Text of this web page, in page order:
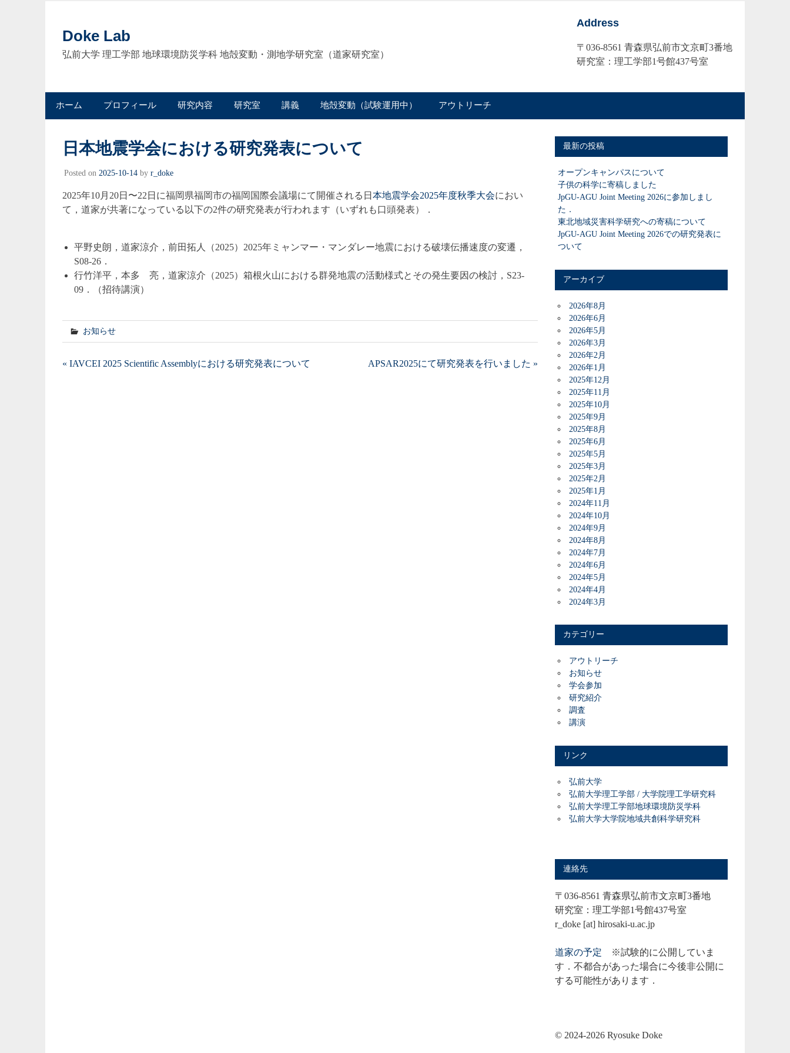
contentDoke Lab
弘前大学 理工学部 地球環境防災学科 地殻変動・測地学研究室（道家研究室）
Address
〒036-8561 青森県弘前市文京町3番地
研究室：理工学部1号館437号室
ホーム プロフィール 研究内容 研究室 講義 地殻変動（試験運用中） アウトリーチ
日本地震学会における研究発表について
Posted on 2025-10-14by r_doke
2025年10月20日〜22日に福岡県福岡市の福岡国際会議場にて開催される日 本地震学会2025年度秋季大会におい
て，道家が共著になっている以下の2件の研究発表が行われます（いずれも口頭発表）．
平野史朗，道家涼介，前田拓人（2025）2025年ミャンマー・マンダレー地震における破壊伝播速度の変遷，
S08-26．
行竹洋平，本多 亮，道家涼介（2025）箱根火山における群発地震の活動様式とその発生要因の検討，S23-
09．（招待講演）
お知らせ
投
« IAVCEI 2025 Scientific Assemblyにおける研究発表について APSAR2025にて研究発表を行いました »
最新の投稿
オープンキャンパスについて
子供の科学に寄稿しました
JpGU-AGU Joint Meeting 2026に参加しまし
た．
東北地域災害科学研究への寄稿について
JpGU-AGU Joint Meeting 2026での研究発表に
ついて
アーカイブ
2026年8月
2026年6月
2026年5月
2026年3月
2026年2月
2026年1月
2025年12月
2025年11月
2025年10月
2025年9月
2025年8月
2025年6月
2025年5月
2025年3月
2025年2月
2025年1月
2024年11月
2024年10月
2024年9月
2024年8月
2024年7月
2024年6月
2024年5月
2024年4月
2024年3月
カテゴリー
アウトリーチ
お知らせ
学会参加
研究紹介
調査
講演
リンク
弘前大学
弘前大学理工学部 / 大学院理工学研究科
弘前大学理工学部地球環境防災学科
弘前大学大学院地域共創科学研究科
連絡先
〒036-8561 青森県弘前市文京町3番地
研究室：理工学部1号館437号室
r_doke [at] hirosaki-u.ac.jp
道家の予定 ※試験的に公開していま
す．不都合があった場合に今後非公開に
する可能性があります．
©︎ 2024-2026 Ryosuke Doke